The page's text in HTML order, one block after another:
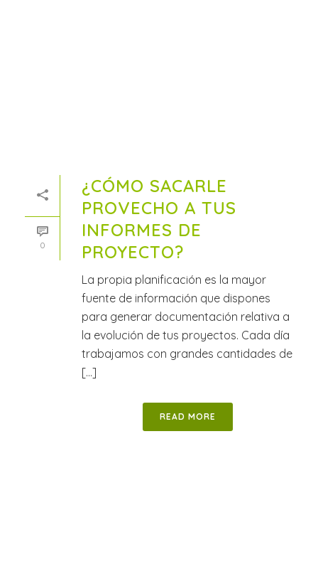
0
¿CÓMO SACARLE
PROVECHO A TUS
INFORMES DE
PROYECTO?
La propia planificación es la mayor
fuente de información que dispones
para generar documentación relativa a
la evolución de tus proyectos. Cada día
trabajamos con grandes cantidades de
[...]
READ MORE